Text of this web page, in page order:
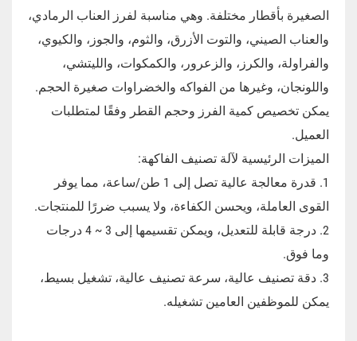
الصغيرة بأقطار مختلفة. وهي مناسبة لفرز العناب الرمادي،
والعناب الصيني، والتوت الأزرق، والثوم، والجوز، والكيوي،
والفراولة، والكرز، والزعرور، والكمكوات، والليتشي،
واللونجان، وغيرها من الفواكه والخضراوات صغيرة الحجم.
يمكن تخصيص كمية الفرز وحجم القطر وفقًا لمتطلبات
العميل.
الميزات الرئيسية لآلة تصنيف الفاكهة:
1. قدرة معالجة عالية تصل إلى 1 طن/ساعة، مما يوفر
القوى العاملة، ويحسن الكفاءة، ولا يسبب ضررًا للمنتجات.
2. درجة قابلة للتعديل، ويمكن تقسيمها إلى 3 ~ 4 درجات
وما فوق.
3. دقة تصنيف عالية، سرعة تصنيف عالية، تشغيل بسيط،
يمكن للموظفين العامين تشغيله.